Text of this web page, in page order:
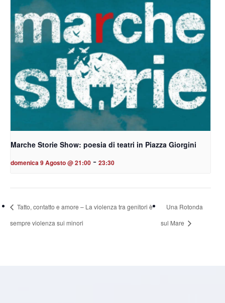
Marche Storie Show: poesia di teatri in Piazza Giorgini
domenica 9 Agosto @ 21:00 - 23:30
Tatto, contatto e amore – La violenza tra genitori è
sempre violenza sui minori
Una Rotonda
sul Mare